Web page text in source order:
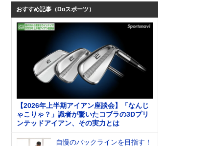
おすすめ記事（Doスポーツ）
【2026年上半期アイアン座談会】「なんじ
ゃこりゃ？」識者が驚いたコブラの3Dプリ
ンテッドアイアン、その実力とは
自慢のバックラインを目指す！